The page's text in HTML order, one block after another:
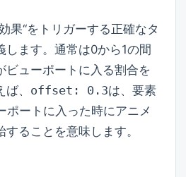
果“をトリガーする正確なタ
します。通常は0から1の間
ビューポートに入る割合を
、 offset: 0.3は、要素
ポートに入った時にアニメ
ることを意味します。